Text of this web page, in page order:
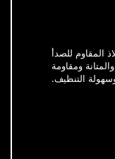
المقاوم للصدأ
والمتانة ومقاومة
التنظيف.